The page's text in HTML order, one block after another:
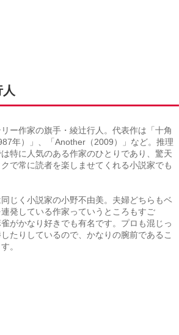
ー作家の旗手・綾辻行人。代表作は「十角
年）」、「Another（2009）」など。推理
特に人気のある作家のひとりであり、驚天
で常に読者を楽しませてくれる小説家でも
じく小説家の小野不由美。夫婦どちらもベ
発している作家っていうところもすご
がかなり好きでも有名です。プロも混じっ
たりしているので、かなりの腕前であるこ
。